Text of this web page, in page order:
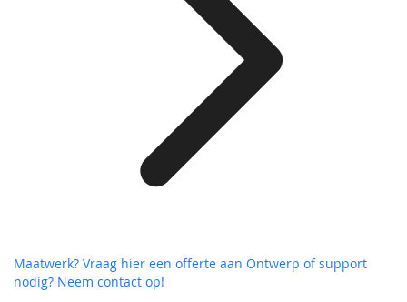
Maatwerk? Vraag hier een offerte aan Ontwerp of support
nodig? Neem contact op!